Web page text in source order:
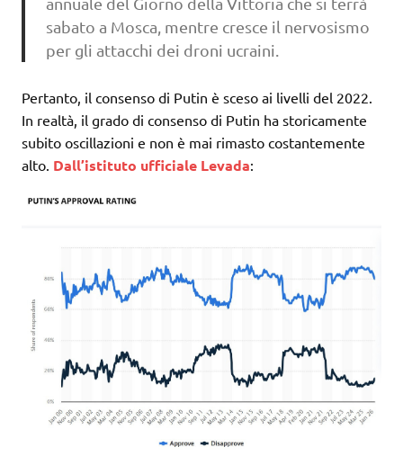
sabato a Mosca, mentre cresce il nervosismo
per gli attacchi dei droni ucraini.
Pertanto, il consenso di Putin è sceso ai livelli del 2022.
In realtà, il grado di consenso di Putin ha storicamente
subito oscillazioni e non è mai rimasto costantemente
alto. Dall’istituto ufficiale Levada: